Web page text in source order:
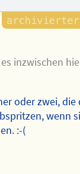
inzwischen
oder zwei, die
wenn
:-(